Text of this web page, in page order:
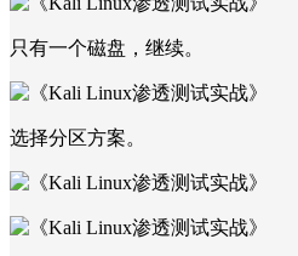
只有一个磁盘，继续。
选择分区方案。